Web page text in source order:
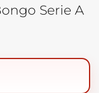
Serie A